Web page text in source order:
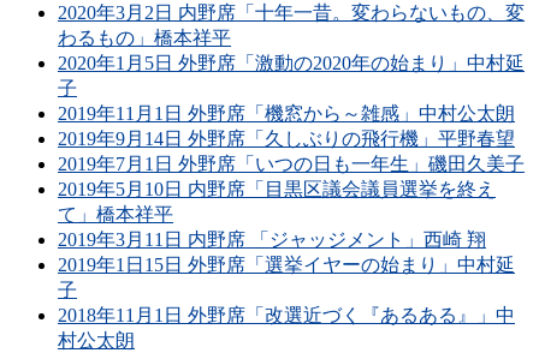
2020年3月2日 内野席「十年一昔。変わらないもの、変
わるもの」橋本祥平
2020年1月5日 外野席「激動の2020年の始まり」中村延
子
2019年11月1日 外野席「機窓から～雑感」中村公太朗
2019年9月14日 外野席「久しぶりの飛行機」平野春望
2019年7月1日 外野席「いつの日も一年生」磯田久美子
2019年5月10日 内野席「目黒区議会議員選挙を終え
て」橋本祥平
2019年3月11日 内野席 「ジャッジメント」西崎 翔
2019年1日15日 外野席「選挙イヤーの始まり」中村延
子
2018年11月1日 外野席「改選近づく『あるある』」中
村公太朗